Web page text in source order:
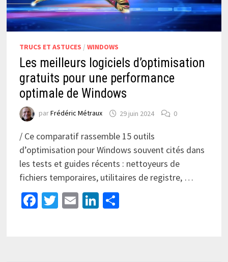
TRUCS ET ASTUCES / WINDOWS
Les meilleurs logiciels d’optimisation
gratuits pour une performance
optimale de Windows
parFrédéric Métraux 29 juin 2024 0
/ Ce comparatif rassemble 15 outils
d’optimisation pour Windows souvent cités dans
les tests et guides récents : nettoyeurs de
fichiers temporaires, utilitaires de registre, …
Facebook
Twitter
EmailLinkedIn
Partager